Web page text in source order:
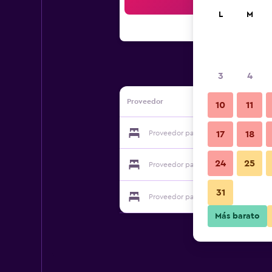
Proveedor
Proveedor para Hotel Garni' Alaska
Proveedor para Hotel Garni' Alaska
Proveedor para Hotel Garni' Alaska
L M
3 4
10 11
17 18
24 25
31
Más barato